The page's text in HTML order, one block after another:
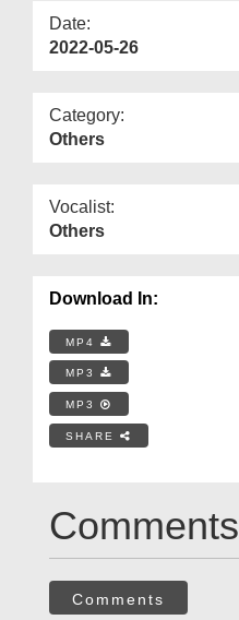
Date:
2022-05-26
Category:
Others
Vocalist:
Others
Download In:
MP4
MP3
MP3
SHARE
Comments
Comments